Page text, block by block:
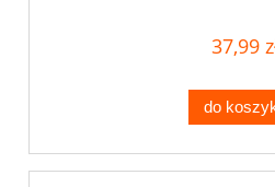
37,99
do